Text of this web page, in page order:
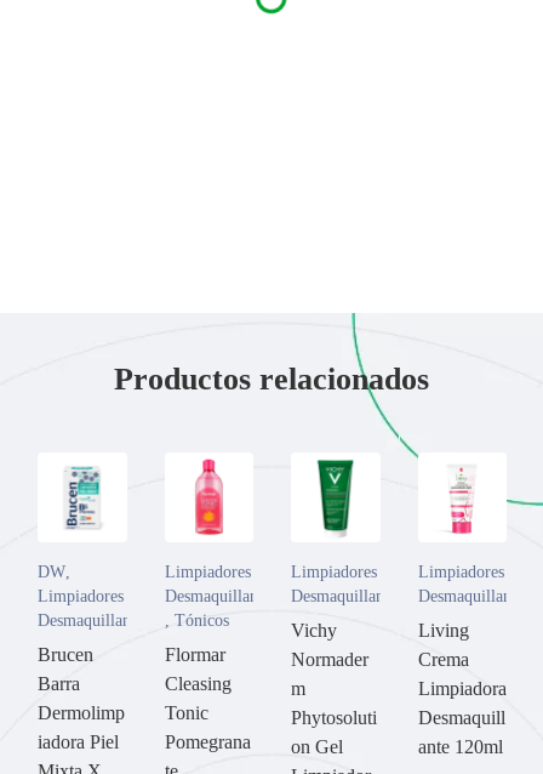
Productos relacionados
DW
Limpiadores y
Desmaquillantes
Brucen
Barra
Dermolimp
iadora Piel
Limpiadores y
Desmaquillantes
Tónicos
Flormar
Cleasing
Tonic
Pomegrana
Limpiadores y
Desmaquillantes
Vichy
Normader
m
Phytosoluti
on Gel
Limpiadores y
Desmaquillantes
Living
Crema
Limpiadora
Desmaquill
ante 120ml